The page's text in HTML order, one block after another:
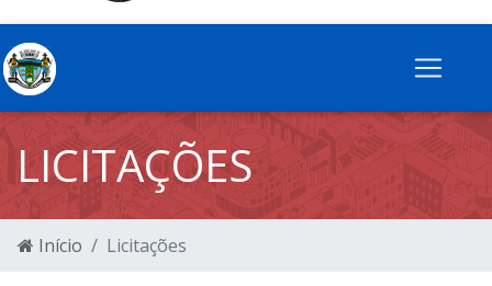
LICITAÇÕES
Início Licitações